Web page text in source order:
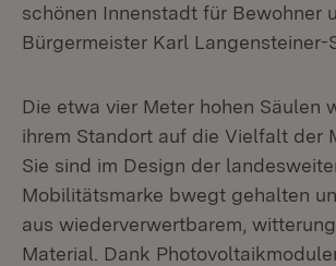
schönen Innenstadt für Bewohner
Bürgermeister Karl Langensteiner-
Die etwa vier Meter hohen Säulen
ihrem Standort auf die Vielfalt der
Sie sind im Design der
Mobilitätsmarke bwegt gehalten
aus wiederverwertbarem,
Material. Dank